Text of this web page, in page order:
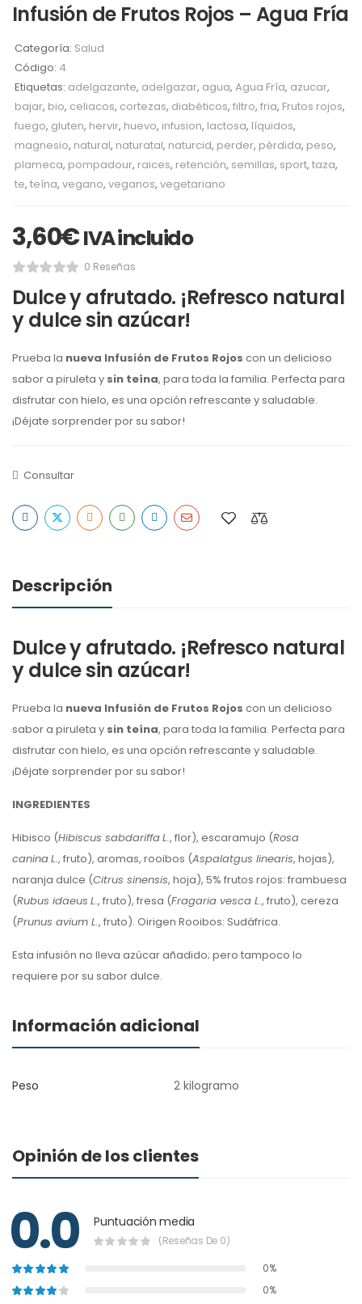
Infusión de Frutos Rojos – Agua Fría
Categoría: Salud
Código: 4
Etiquetas: adelgazante, adelgazar, agua, Agua Fría, azucar,
bajar, bio, celiacos, cortezas, diabéticos, filtro, fria, Frutos rojos,
fuego, gluten, hervir, huevo, infusion, lactosa, líquidos,
magnesio, natural, naturatal, naturcid, perder, pèrdida, peso,
plameca, pompadour, raices, retención, semillas, sport, taza,
te, teína, vegano, veganos, vegetariano
3,60€IVA incluido
0 Reseñas
Dulce y afrutado. ¡Refresco natural
y dulce sin azúcar!
Prueba la nueva Infusión de Frutos Rojos con un delicioso
sabor a piruleta y sin teína, para toda la familia. Perfecta para
disfrutar con hielo, es una opción refrescante y saludable.
¡Déjate sorprender por su sabor!
Consultar
Descripción
Dulce y afrutado. ¡Refresco natural
y dulce sin azúcar!
Prueba la nueva Infusión de Frutos Rojos con un delicioso
sabor a piruleta y sin teína, para toda la familia. Perfecta para
disfrutar con hielo, es una opción refrescante y saludable.
¡Déjate sorprender por su sabor!
INGREDIENTES
Hibisco (Hibiscus sabdariffaL., flor), escaramujo (Rosa
caninaL., fruto), aromas, rooibos (Aspalatgus linearis, hojas),
naranja dulce (Citrus sinensis, hoja), 5% frutos rojos: frambuesa
(Rubus idaeus L., fruto), fresa (Fragaria vesca L., fruto), cereza
(Prunus avium L., fruto). Oirigen Rooibos: Sudáfrica.
Esta infusión no lleva azúcar añadido; pero tampoco lo
requiere por su sabor dulce.
Información adicional
Peso 2 kilogramo
Opinión de los clientes
0.0 Puntuación media
(Reseñas De 0)
0%
0%